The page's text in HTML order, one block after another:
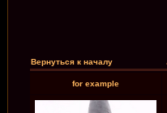
Вернуться к началу
for example